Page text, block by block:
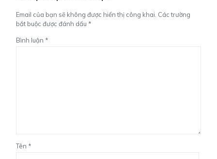
Email của bạn sẽ không được hiển thị công khai. Các trường
bắt buộc được đánh dấu *
Bình luận *
Tên *